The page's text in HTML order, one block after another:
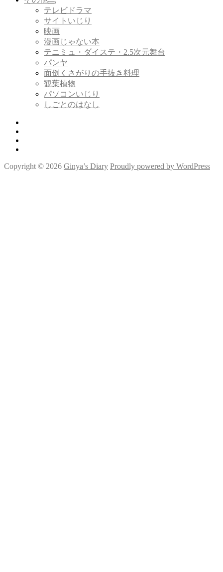
開
メ
ニ
ュ
ー
を
展
開
サ
ブ
メ
ニ
ュ
ー
を
展
開
テレビドラマ
サイトいじり
映画
漫画じゃない本
テニミュ・ダイステ・2.5次元舞台
パンヤ
面倒くさがりの手抜き料理
観葉植物
パソコンいじり
しごとのはなし
Copyright © 2026 Ginya’s Diary Proudly powered by WordPress